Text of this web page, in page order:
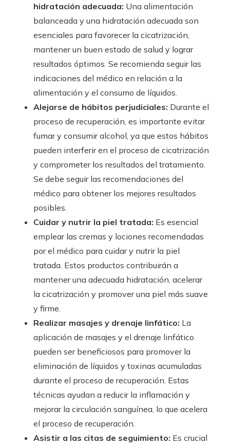
hidratación adecuada: Una alimentación
balanceada y una hidratación adecuada son
esenciales para favorecer la cicatrización,
mantener un buen estado de salud y lograr
resultados óptimos. Se recomienda seguir las
indicaciones del médico en relación a la
alimentación y el consumo de líquidos.
Alejarse de hábitos perjudiciales: Durante el
proceso de recuperación, es importante evitar
fumar y consumir alcohol, ya que estos hábitos
pueden interferir en el proceso de cicatrización
y comprometer los resultados del tratamiento.
Se debe seguir las recomendaciones del
médico para obtener los mejores resultados
posibles.
Cuidar y nutrir la piel tratada: Es esencial
emplear las cremas y lociones recomendadas
por el médico para cuidar y nutrir la piel
tratada. Estos productos contribuirán a
mantener una adecuada hidratación, acelerar
la cicatrización y promover una piel más suave
y firme.
Realizar masajes y drenaje linfático: La
aplicación de masajes y el drenaje linfático
pueden ser beneficiosos para promover la
eliminación de líquidos y toxinas acumuladas
durante el proceso de recuperación. Estas
técnicas ayudan a reducir la inflamación y
mejorar la circulación sanguínea, lo que acelera
el proceso de recuperación.
Asistir a las citas de seguimiento: Es crucial